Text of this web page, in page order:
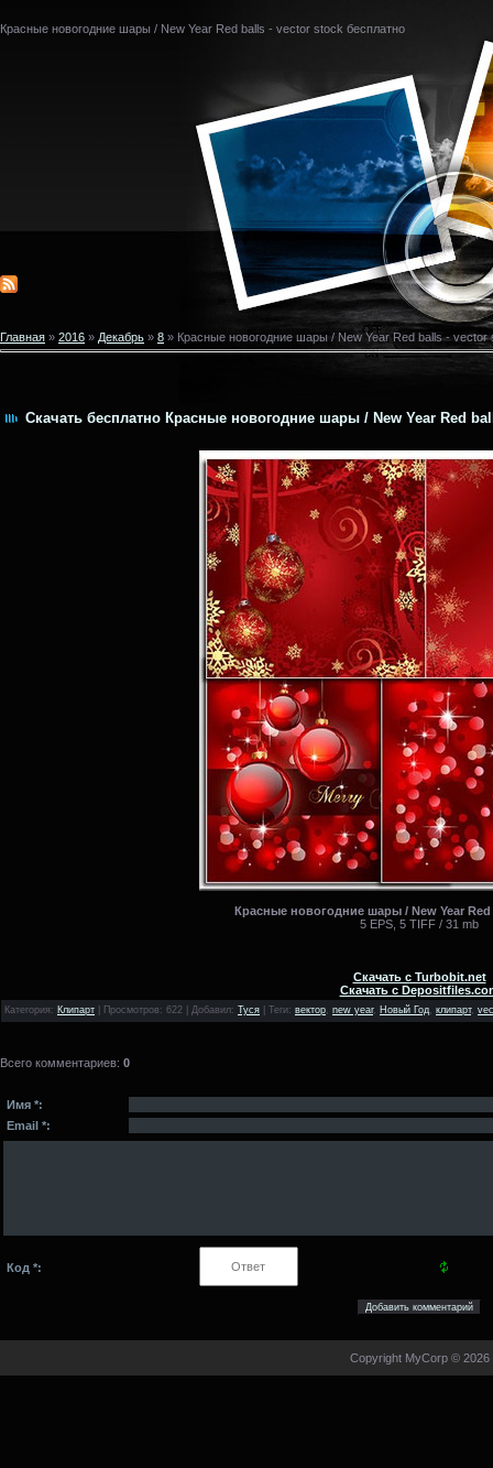
Красные новогодние шары / New Year Red balls - vector stock бесплатно
Главная » 2016 » Декабрь » 8 » Красные новогодние шары / New Year Red balls - vector
Скачать бесплатно Красные новогодние шары / New Year Red
Красные новогодние шары / New Year
5 EPS, 5 TIFF / 31 mb
Скачать с Turbobit.net
Скачать с
Категория : Клипарт Просмотров: 622 | Добавил: Туся Теги: вектор, new year, Новый Год, клипарт,
Всего комментариев: 0
Имя *:
Email *:
Код *:
Copyright MyCorp © 2026